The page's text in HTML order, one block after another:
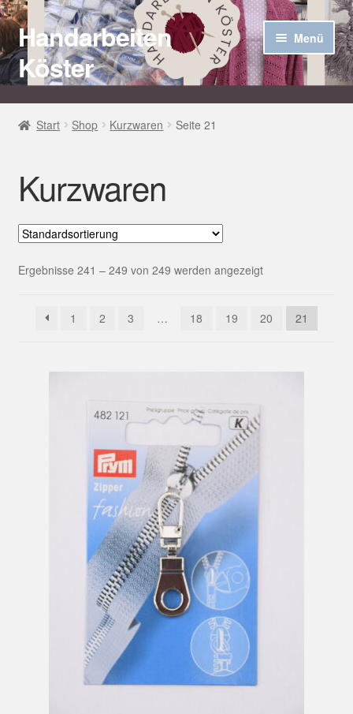
Zur
Navigation
springen
Zum
Inhalt
springen
Handarbeiten
Köster
Menü
Startseite
Aktuelles
Häkel Techniken
Shop
Kasse
Start Shop Kurzwaren Seite 21
Kurzwaren
Ergebnisse 241 – 249 von 249 werden angezeigt
1 2 3 … 18 19 20 21